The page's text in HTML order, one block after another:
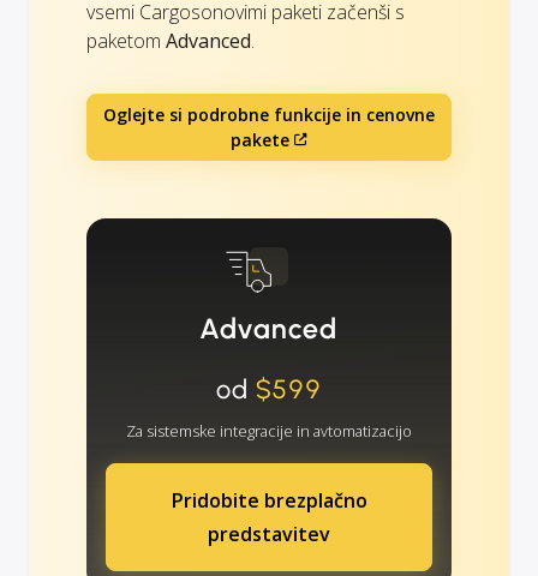
vsemi Cargosonovimi paketi začenši s
paketom Advanced.
Oglejte si podrobne funkcije in cenovne
pakete
Advanced
od $599
Za sistemske integracije in avtomatizacijo
Pridobite brezplačno
predstavitev